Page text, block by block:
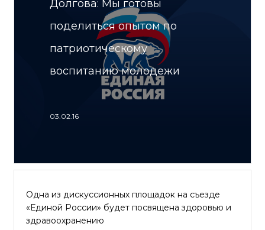
Долгова: Мы готовы
поделиться опытом по
патриотическому
воспитанию молодежи
03.02.16
Одна из дискуссионных площадок на съезде
«Единой России» будет посвящена здоровью и
здравоохранению